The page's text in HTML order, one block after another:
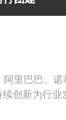
里巴巴、
创新为行业